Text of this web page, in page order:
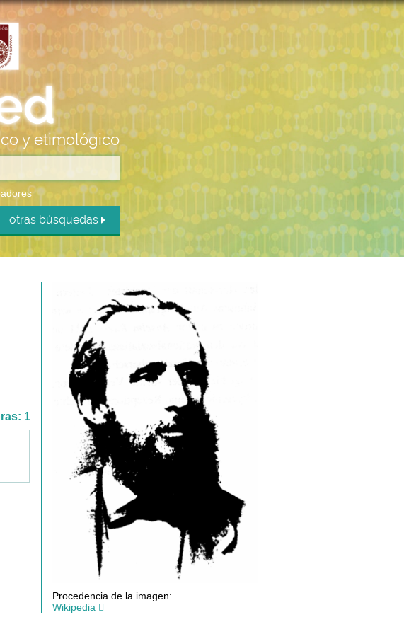
y etimológico
otras búsquedas
1
Procedencia de la imagen:
Wikipedia